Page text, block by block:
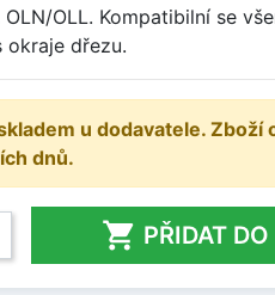
OLN/OLL. Kompatibilní se
okraje dřezu.
u dodavatele. Zboží
dnů.
 PŘIDAT